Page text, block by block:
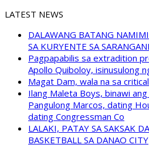
LATEST NEWS
DALAWANG BATANG
SA KURYENTE SA SARANGANI
Pagpapabilis sa extradition
Apollo Quiboloy, isinusulong
Magat Dam, wala na sa
Ilang Maleta Boys, binawi
Pangulong Marcos, dating
dating Congressman Co
LALAKI, PATAY SA SAKSAK
BASKETBALL SA DANAO CITY